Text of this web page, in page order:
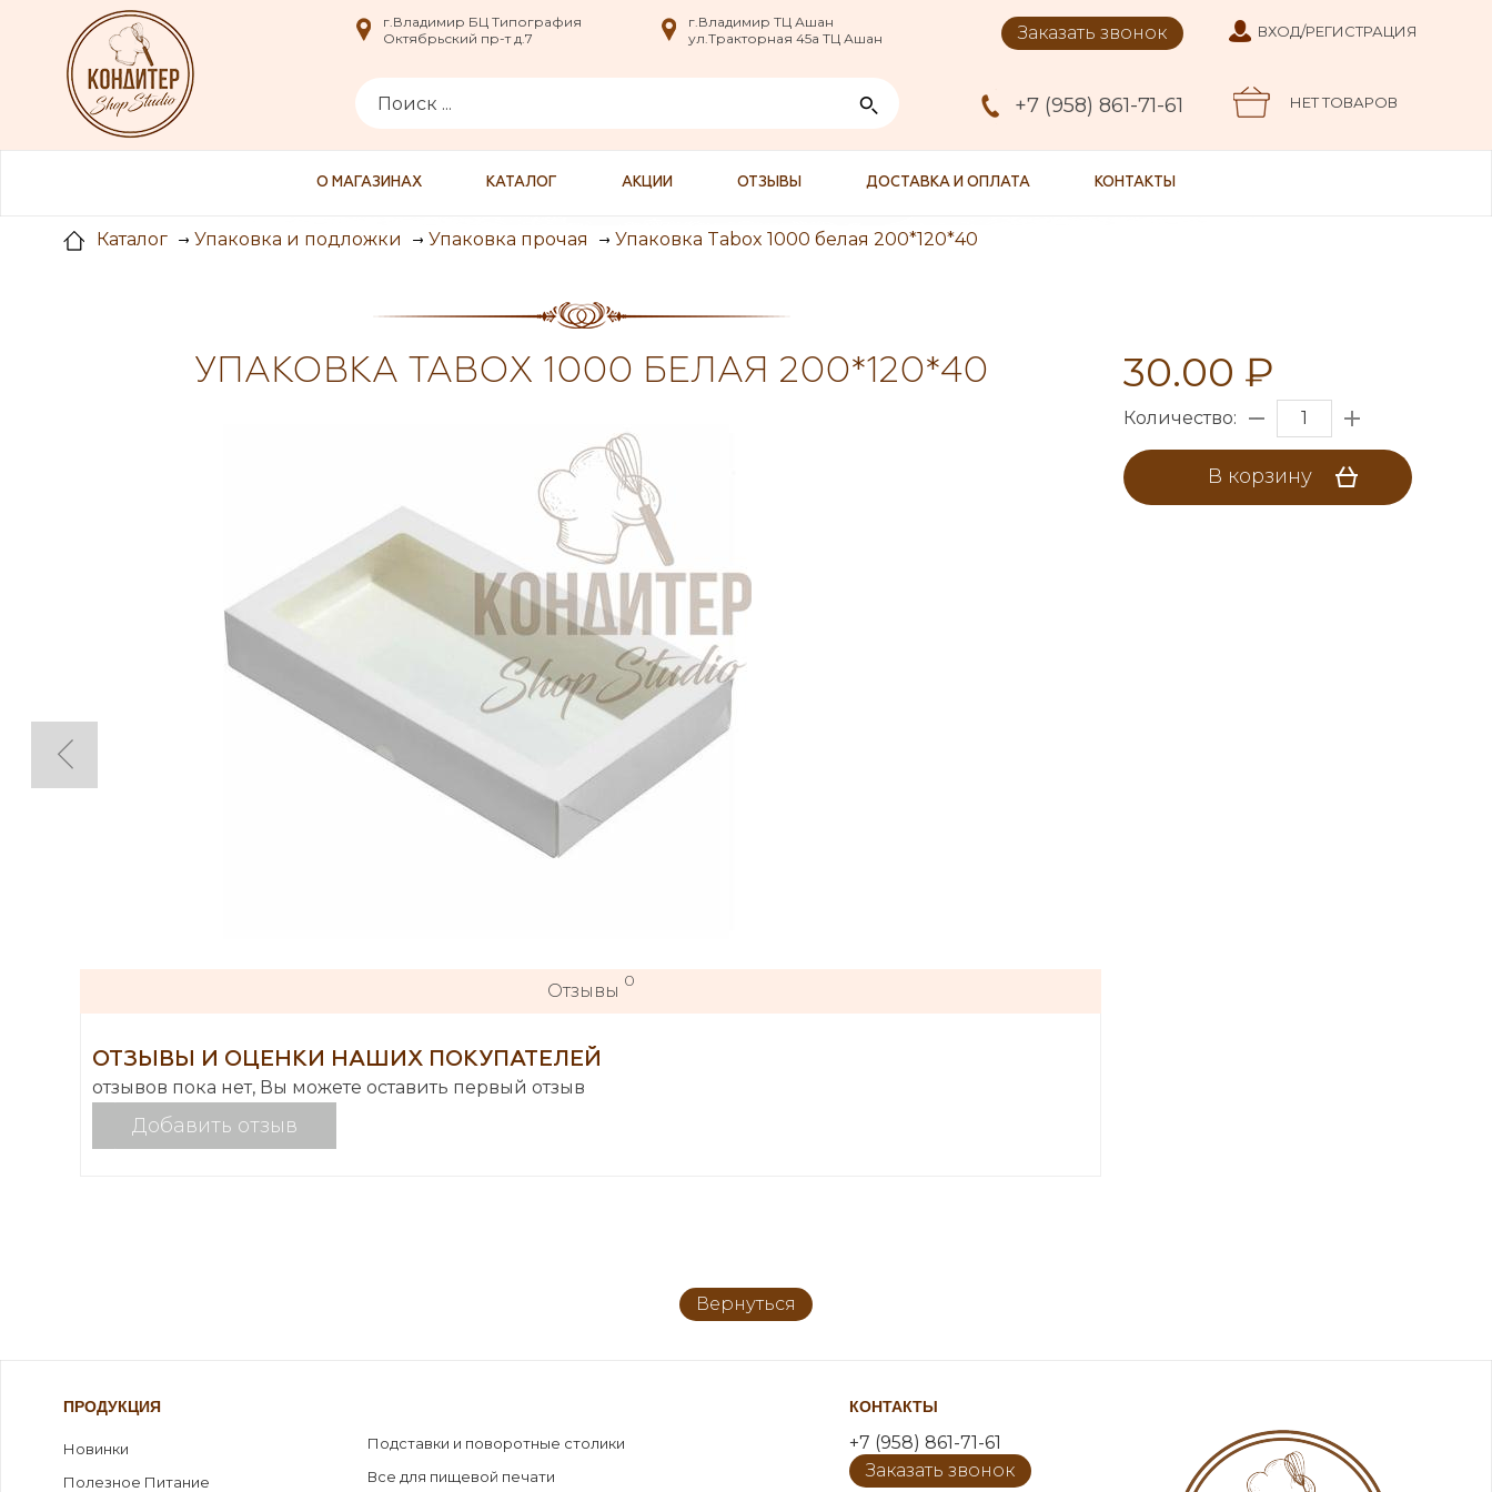
info@XXX.ru
г.Владимир БЦ Типография
Октябрьский пр-т д.7
г.Владимир ТЦ Ашан
ул.Тракторная 45а ТЦ Ашан
+7 (958) 861-71-61
г.Владимир БЦ Типография
Октябрьский пр-т д.7
г.Владимир ТЦ Ашан
ул.Тракторная 45а ТЦ Ашан
Заказать звонок
НЕТ ТОВАРОВ
ВХОД/РЕГИСТРАЦИЯ
О МАГАЗИНАХ КАТАЛОГ АКЦИИ ОТЗЫВЫ ДОСТАВКА И ОПЛАТА КОНТАКТЫ
Каталог Упаковка и подложки Упаковка прочая Упаковка Tabox 1000 белая 200*120*40
УПАКОВКА TABOX 1000 БЕЛАЯ 200*120*40 30.00 ₽
Количество:
В корзину
Отзывы 0
ОТЗЫВЫ И ОЦЕНКИ НАШИХ ПОКУПАТЕЛЕЙ
отзывов пока нет, Вы можете оставить первый отзыв
Добавить отзыв
Вернуться
ПРОДУКЦИЯ
Новинки
Полезное Питание
Подставки и поворотные столики
Все для пищевой печати
КОНТАКТЫ
+7 (958) 861-71-61
Заказать звонок